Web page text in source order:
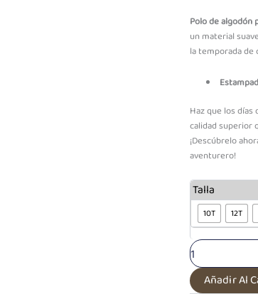
Polo de algodón
un material
la temporada de
Haz que los
calidad superior
¡Descúbrelo
aventurero!
Talla
10T 12T
PF
Polo
Algodón
Naranja
|
Colección
Selva
AnimalAñadir Al